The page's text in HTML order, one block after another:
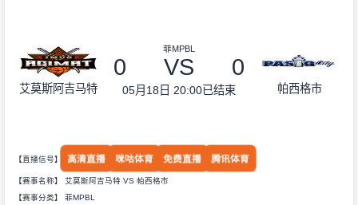
艾莫斯阿吉马特
菲MPBL
0 VS 0
05月18日 20:00已结束 帕西格市
【直播信号】 高清直播 咪咕体育 免费直播 腾讯体育
【赛事名称】 艾莫斯阿吉马特 VS 帕西格市
【赛事分类】 菲MPBL